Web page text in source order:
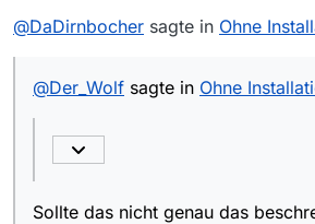
@DaDirnbocher sagte in Ohne
@Der_Wolf sagte in Ohne
Sollte das nicht genau das